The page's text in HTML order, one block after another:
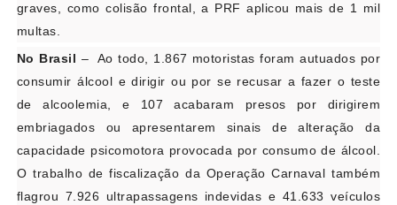
graves, como colisão frontal, a PRF aplicou mais de 1 mil
multas.
No Brasil – Ao todo, 1.867 motoristas foram autuados por
consumir álcool e dirigir ou por se recusar a fazer o teste
de alcoolemia, e 107 acabaram presos por dirigirem
embriagados ou apresentarem sinais de alteração da
capacidade psicomotora provocada por consumo de álcool.
O trabalho de fiscalização da Operação Carnaval também
flagrou 7.926 ultrapassagens indevidas e 41.633 veículos